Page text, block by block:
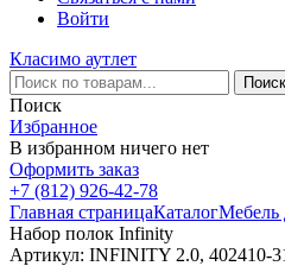
Войти
Класимо аутлет
Поиск
Избранное
В избранном ничего нет
Оформить заказ
+7 (812) 926-42-78
Главная страницаКаталогМебель
Набор полок Infinity
Артикул: INFINITY 2.0, 402410-